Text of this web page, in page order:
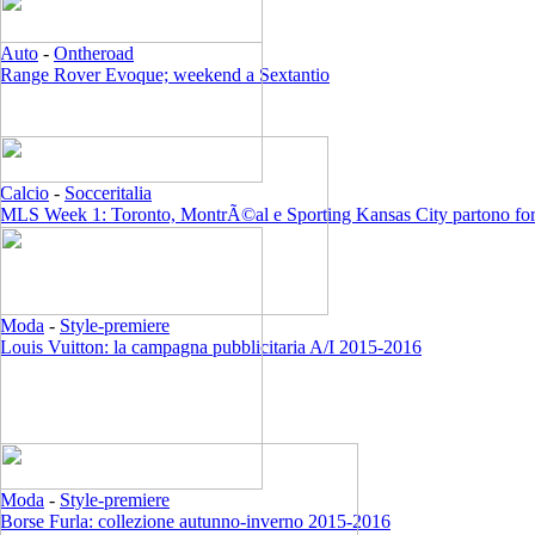
Auto - Ontheroad
Range Rover Evoque; weekend a Sextantio
Calcio - Socceritalia
MLS Week 1: Toronto, MontrÃ©al e Sporting Kansas City partono
Moda - Style-premiere
Louis Vuitton: la campagna pubblicitaria A/I 2015-2016
Moda - Style-premiere
Borse Furla: collezione autunno-inverno 2015-2016